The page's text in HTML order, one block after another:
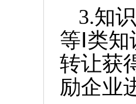
3.知
等Ⅰ类
转让获
励企业